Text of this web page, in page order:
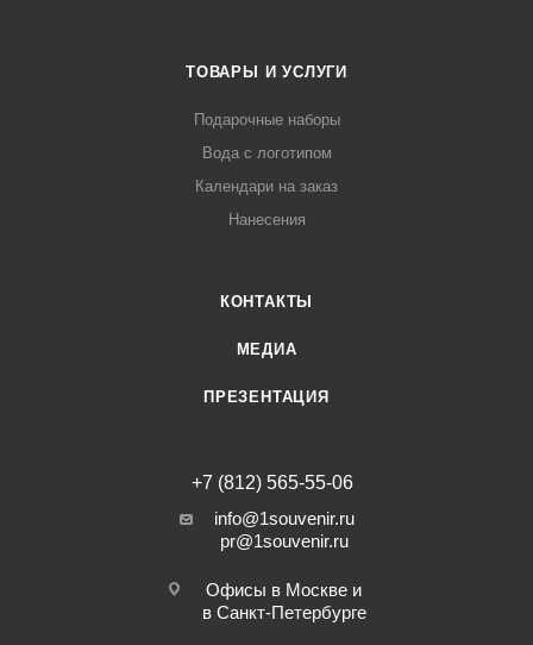
ТОВАРЫ И УСЛУГИ
Подарочные наборы
Вода с логотипом
Календари на заказ
Нанесения
КОНТАКТЫ
МЕДИА
ПРЕЗЕНТАЦИЯ
+7 (812) 565-55-06
info@1souvenir.ru
pr@1souvenir.ru
Офисы в Москве и
в Санкт-Петербурге